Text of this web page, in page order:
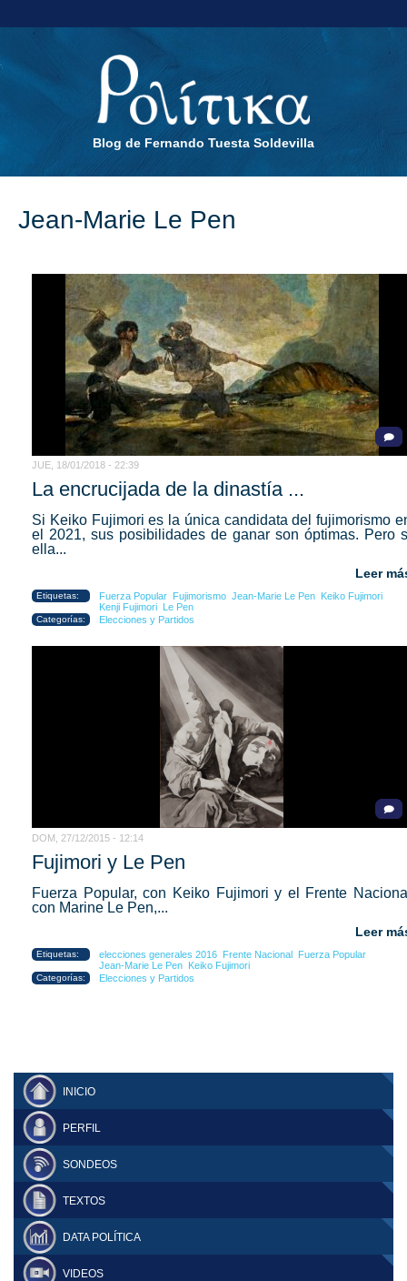
Blog de Fernando Tuesta Soldevilla
Jean-Marie Le Pen
JUE, 18/01/2018 - 22:39
La encrucijada de la dinastía ...
Si Keiko Fujimori es la única candidata del fujimorismo
el 2021, sus posibilidades de ganar son óptimas. Pero
ella...
Leer
Etiquetas: Fuerza Popular Fujimorismo Jean-Marie Le Pen
Keiko Fujimori
Kenji Fujimori
Le Pen
Categorías: Elecciones y Partidos
DOM, 27/12/2015 - 12:14
Fujimori y Le Pen
Fuerza Popular, con Keiko Fujimori y el Frente
con Marine Le Pen,...
Leer
Etiquetas: elecciones generales 2016 Frente Nacional Fuerza Popular
Jean-Marie Le Pen Keiko Fujimori
Categorías: Elecciones y Partidos
INICIO
PERFIL
SONDEOS
TEXTOS
DATA POLÍTICA
VIDEOS